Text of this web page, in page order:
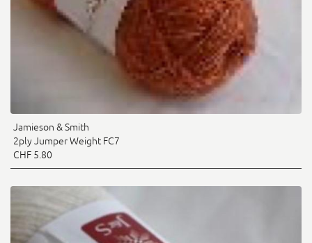
Jamieson & Smith
2ply Jumper Weight FC7
CHF 5.80